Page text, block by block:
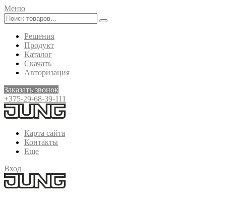
Меню
Решения
Продукт
Каталог
Скачать
Авторизация
Заказать звонок
+375-29-68-39-111
Карта сайта
Контакты
Еще
Вход